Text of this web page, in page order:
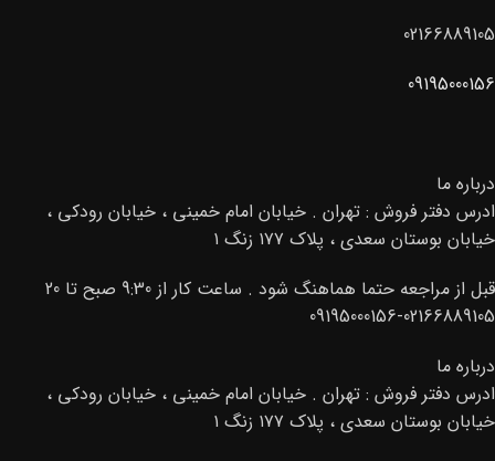
02166889105
09195000156
درباره ما
ادرس دفتر فروش : تهران . خیابان امام خمینی ، خیابان رودکی ،
خیابان بوستان سعدی ، پلاک ۱۷۷ زنگ ۱
قبل از مراجعه حتما هماهنگ شود . ساعت کار از 9:30 صبح تا 20
02166889105-09195000156
درباره ما
ادرس دفتر فروش : تهران . خیابان امام خمینی ، خیابان رودکی ،
خیابان بوستان سعدی ، پلاک ۱۷۷ زنگ ۱